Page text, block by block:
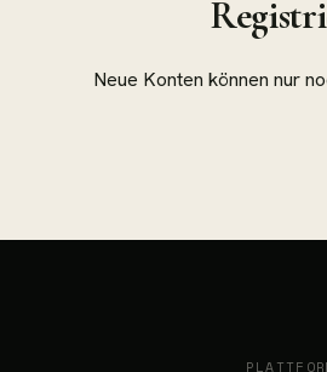
Neue Konten können nur